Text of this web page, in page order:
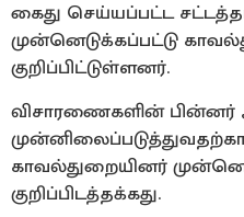
கைது செய்யப்பட்ட
முன்னெடுக்கப்பட்டு
குறிப்பிட்டுள்ளனர்.
விசாரணைகளின்
காவல்துறையினர்
குறிப்பிடத்தக்கது.